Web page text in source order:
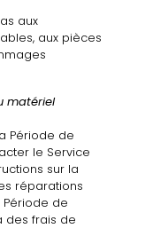
aux
aux pièces
matériel
Période de
le Service
sur la
réparations
de
des frais de